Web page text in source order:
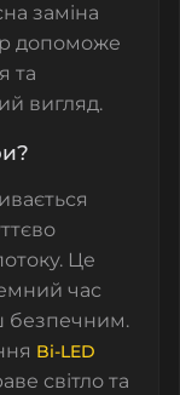
заміна
допоможе
та
вигляд.
Це
час
безпечним.
Bi-LED
світло та